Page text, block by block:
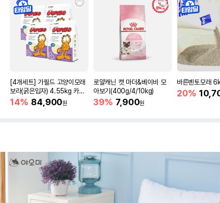
[4개세트] 가필드 고양이모래
보라(굵은입자) 4.55kg 카사
바모래
14% 84,900원
로얄캐닌 캣 마더&베이비 모
아보기(400g/4/10kg)
39% 7,900원
바른벤토모래
20%